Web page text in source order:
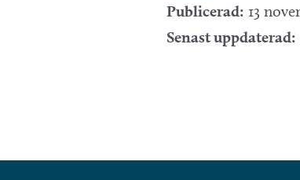
Publicerad: 13
Senast uppdaterad: